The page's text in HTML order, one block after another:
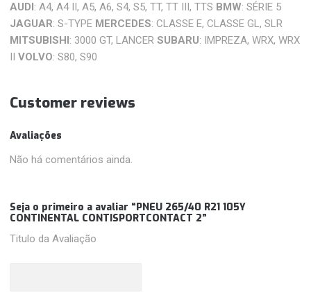
AUDI: A4, A4 II, A5, A6, S4, S5, TT, TT III, TTS BMW: SÉRIE 5
JAGUAR: S-TYPE MERCEDES: CLASSE E, CLASSE GL, SLR
MITSUBISHI: 3000 GT, LANCERSUBARU: IMPREZA, WRX, WRX
IIVOLVO: S80, S90
Customer reviews
Avaliações
Não há comentários ainda.
Seja o primeiro a avaliar “PNEU 265/40 R21 105Y
CONTINENTAL CONTISPORTCONTACT 2”
Titulo da Avaliação